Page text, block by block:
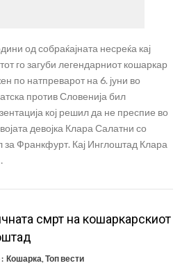
од собраќајната несреќа кај
го загуби легендарниот кошаркар
по натпреварот на 6. јуни во
против Словенија бил
кој решил да не преспие во
девојка Клара Салатни со
за Франкфурт. Кај Инглоштад Клара
смрт на кошаркарскиот
Кошарка,Топ вести